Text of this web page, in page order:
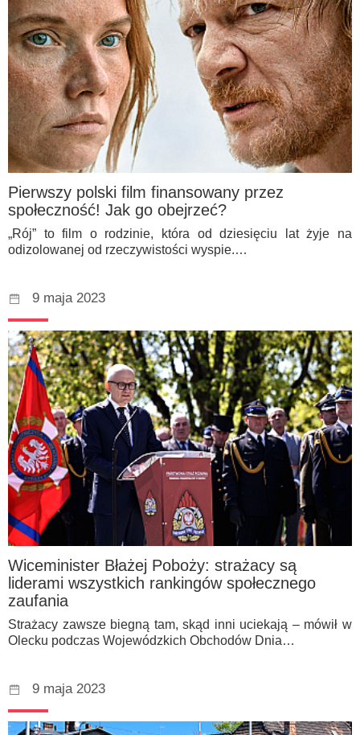
Pierwszy polski film finansowany przez
społeczność! Jak go obejrzeć?
„Rój” to film o rodzinie, która od dziesięciu lat żyje na
odizolowanej od rzeczywistości wyspie.…
9 maja 2023
Wiceminister Błażej Poboży: strażacy są
liderami wszystkich rankingów społecznego
zaufania
Strażacy zawsze biegną tam, skąd inni uciekają – mówił w
Olecku podczas Wojewódzkich Obchodów Dnia…
9 maja 2023